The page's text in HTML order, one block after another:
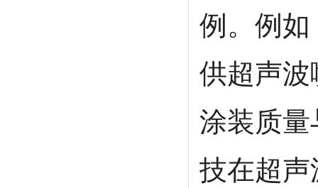
例。例
供超声
涂装质
技在超